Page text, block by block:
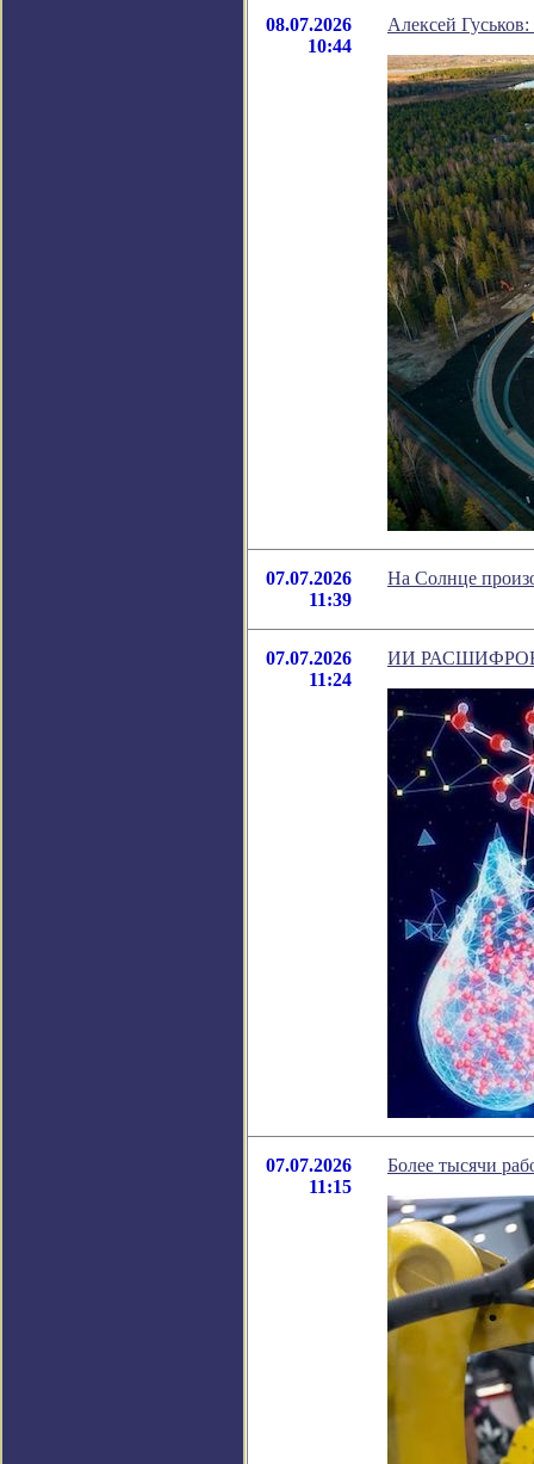
08.07.2026
10:44
Алексей
07.07.2026
11:39
На Солнце
07.07.2026
11:24
ИИ
07.07.2026
11:15
Более тысячи